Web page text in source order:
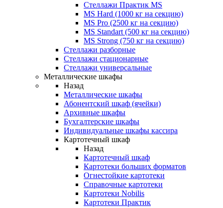
Стеллажи Практик MS
MS Hard (1000 кг на секцию)
MS Pro (2500 кг на секцию)
MS Standart (500 кг на секцию)
MS Strong (750 кг на секцию)
Стеллажи разборные
Стеллажи стационарные
Стеллажи универсальные
Металлические шкафы
Назад
Металлические шкафы
Абонентский шкаф (ячейки)
Архивные шкафы
Бухгалтерские шкафы
Индивидуальные шкафы кассира
Картотечный шкаф
Назад
Картотечный шкаф
Картотеки больших форматов
Огнестойкие картотеки
Справочные картотеки
Картотеки Nobilis
Картотеки Практик